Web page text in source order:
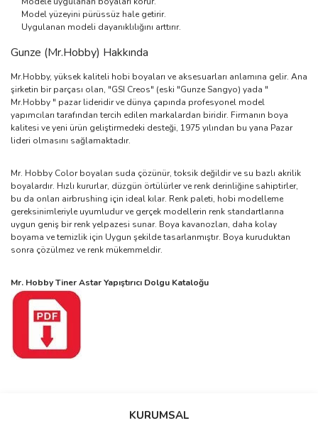
Model yüzeyini pürüssüz hale getirir.
Uygulanan modeli dayanıklılığını arttırır.
Gunze (Mr.Hobby) Hakkında
Mr.Hobby, yüksek kaliteli hobi boyaları ve aksesuarları anlamına gelir. Ana
şirketin bir parçası olan, "GSI Creos" (eski "Gunze Sangyo) yada "
Mr.Hobby " pazar lideridir ve dünya çapında profesyonel model
yapımcıları tarafından tercih edilen markalardan biridir. Firmanın boya
kalitesi ve yeni ürün geliştirmedeki desteği, 1975 yılından bu yana Pazar
lideri olmasını sağlamaktadır.
Mr. Hobby Color boyaları suda çözünür, toksik değildir ve su bazlı akrilik
boyalardır. Hızlı kururlar, düzgün örtülürler ve renk derinliğine sahiptirler,
bu da onları airbrushing için ideal kılar. Renk paleti, hobi modelleme
gereksinimleriyle uyumludur ve gerçek modellerin renk standartlarına
uygun geniş bir renk yelpazesi sunar. Boya kavanozları, daha kolay
boyama ve temizlik için Uygun şekilde tasarlanmıştır. Boya kuruduktan
sonra çözülmez ve renk mükemmeldir.
Mr. Hobby Tiner Astar Yapıştırıcı Dolgu Kataloğu
Bu ürüne ilk yorumu siz yapın!
KURUMSAL